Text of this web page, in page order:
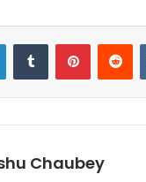
Chaubey